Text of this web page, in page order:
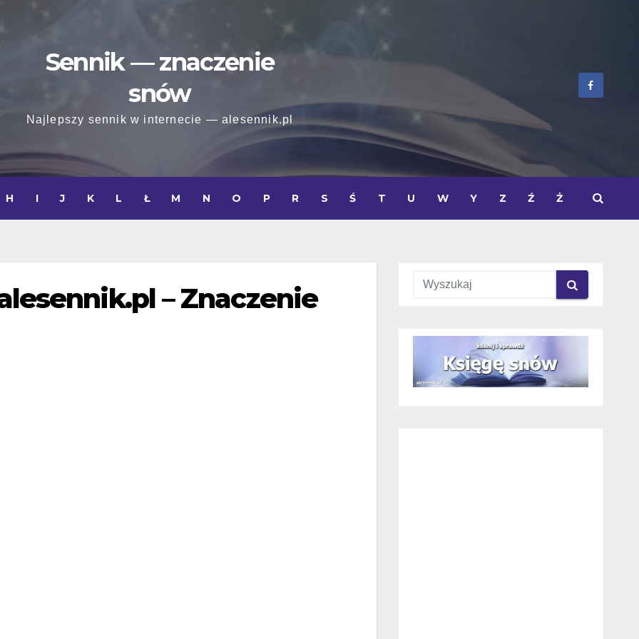
Sennik — znaczenie
snów
Najlepszy sennik w internecie — alesennik.pl
H I J K L Ł M N O P R S Ś T U W Y Z Ź Ż
– Znaczenie